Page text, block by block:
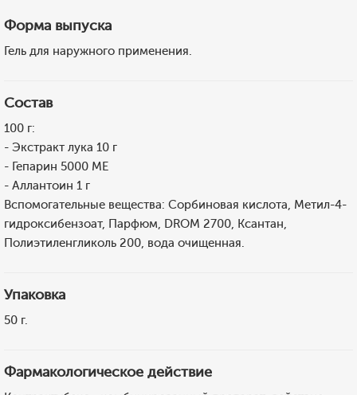
Форма выпуска
Гель для наружного применения.
Состав
100 г:
- Экстракт лука 10 г
- Гепарин 5000 МЕ
- Аллантоин 1 г
Вспомогательные вещества: Сорбиновая кислота, Метил-4-
гидроксибензоат, Парфюм, DROM 2700, Ксантан,
Полиэтиленгликоль 200, вода очищенная.
Упаковка
50 г.
Фармакологическое действие